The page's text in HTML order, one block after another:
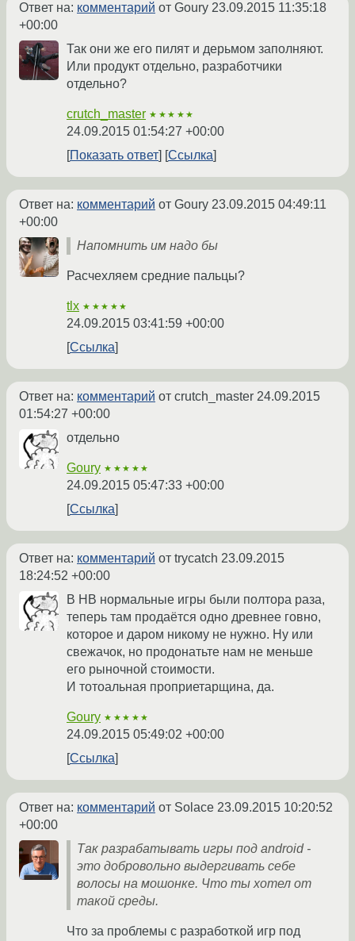
Ответ на: комментарий от Goury 23.09.2015 11:35:18
+00:00
Так они же его пилят и дерьмом заполняют.
Или продукт отдельно, разработчики
отдельно?
crutch_master ★★★★★
24.09.2015 01:54:27 +00:00
Показать ответ
Ссылка
Ответ на: комментарий от Goury 23.09.2015 04:49:11
+00:00
Напомнить им надо бы
Расчехляем средние пальцы?
tlx ★★★★★
24.09.2015 03:41:59 +00:00
Ссылка
Ответ на: комментарий от crutch_master 24.09.2015
01:54:27 +00:00
отдельно
Goury ★★★★★
24.09.2015 05:47:33 +00:00
Ссылка
Ответ на: комментарий от trycatch 23.09.2015
18:24:52 +00:00
В HB нормальные игры были полтора раза,
теперь там продаётся одно древнее говно,
которое и даром никому не нужно. Ну или
свежачок, но продонатьте нам не меньше
его рыночной стоимости.
И тотоальная проприетарщина, да.
Goury ★★★★★
24.09.2015 05:49:02 +00:00
Ссылка
Ответ на: комментарий от Solace 23.09.2015 10:20:52
+00:00
Так разрабатывать игры под android -
это добровольно выдергивать себе
волосы на мошонке. Что ты хотел от
такой среды.
Что за проблемы с разработкой игр под